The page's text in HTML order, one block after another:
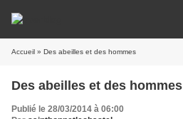
Accueil » Des abeilles et des hommes
Des abeilles et des hommes
Publié le 28/03/2014 à 06:00